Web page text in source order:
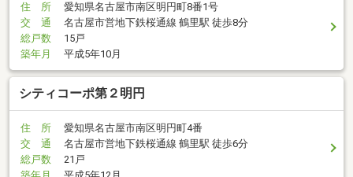
住 所
愛知県名古屋市南区明円町8番1号
交 通
名古屋市営地下鉄桜通線 鶴里駅 徒歩8分
総戸数
15戸
築年月
平成5年10月
シティコーポ第２明円
住 所
愛知県名古屋市南区明円町4番
交 通
名古屋市営地下鉄桜通線 鶴里駅 徒歩6分
総戸数
21戸